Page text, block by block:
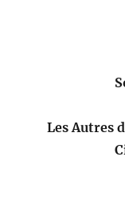
Les Autres